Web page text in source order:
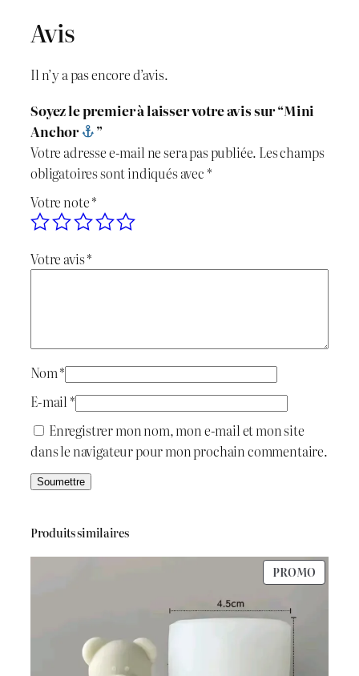
Avis
Il n’y a pas encore d’avis.
Soyez le premier à laisser votre avis sur “Mini
Anchor
”
Votre adresse e-mail ne sera pas publiée. Les champs
obligatoires sont indiqués avec *
Votre note*
Votre avis*
Nom*
E-mail *
Enregistrer mon nom, mon e-mail et mon site
dans le navigateur pour mon prochain commentaire.
Produits similaires
PROMO
EN